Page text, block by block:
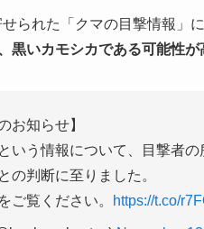
られた「クマの目撃情報」
黒いカモシカである可能性が
お知らせ】
いう情報について、目撃者
の判断に至りました。
ご覧ください。
https://t.co/